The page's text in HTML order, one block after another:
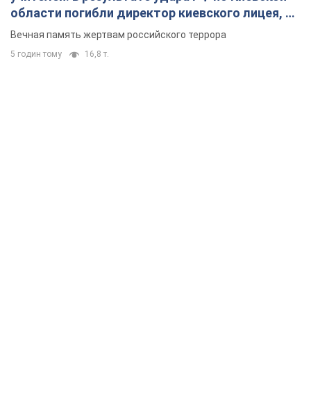
области погибли директор киевского лицея, её
муж и внук
Вечная память жертвам российского террора
5 годин тому 16,8 т.